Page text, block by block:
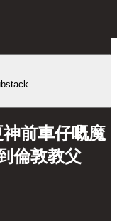
前車仔嘅魔
倫敦教父